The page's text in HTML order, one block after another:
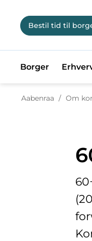
Bestil tid til
Borger
Aabenraa / Om